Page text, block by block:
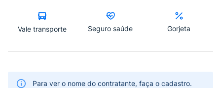
Vale transporte Seguro saúde Gorjeta
Para ver o nome do contratante, faça o cadastro.